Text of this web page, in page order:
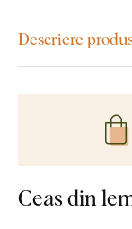
Descriere
Ceas din